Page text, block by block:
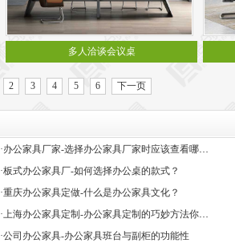
多人洽谈会议桌
2 3 4 5 6 下一页
·办公家具厂家-选择办公家具厂家时应该查看哪些方面？
·板式办公家具厂-如何选择办公桌的款式？
·重庆办公家具定做-什么是办公家具文化？
·上海办公家具定制-办公家具定制的巧妙方法你知道吗
·公司办公家具-办公家具班台与副柜的功能性